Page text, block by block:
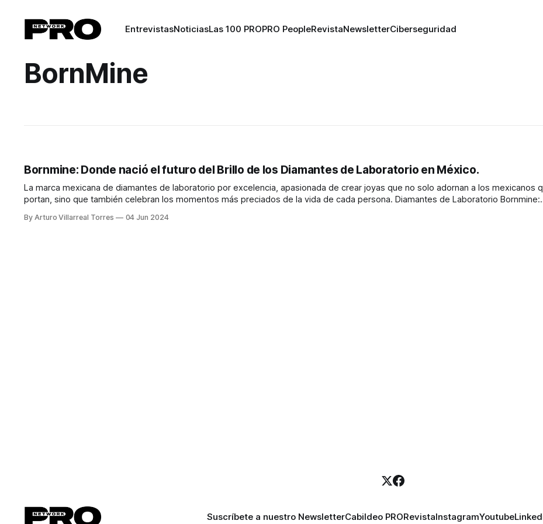
EntrevistasNoticiasLas 100 PROPRO PeopleRevistaNewsletterCiberseguridad
BornMine
Bornmine: Donde nació el futuro del Brillo de los Diamantes de Laboratorio en México.
La marca mexicana de diamantes de laboratorio por excelencia, apasionada de crear joyas que no solo adornan a los mexicanos
portan, sino que también celebran los momentos más preciados de la vida de cada persona. Diamantes de Laboratorio Bornmine:
By Arturo Villarreal Torres 04 Jun 2024
Suscríbete a nuestro NewsletterCabildeo PRORevistaInstagramYoutube